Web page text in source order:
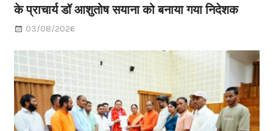
के प्राचार्य डॉ आशुतोष सयाना को बनाया गया निदेशक
03/08/2026